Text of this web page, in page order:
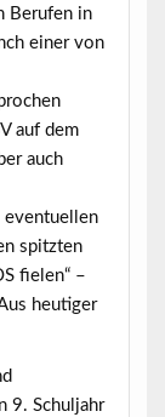
Berufen in
einer von
auf dem
auch
eventuellen
spitzten
fielen“ –
heutiger
9. Schuljahr